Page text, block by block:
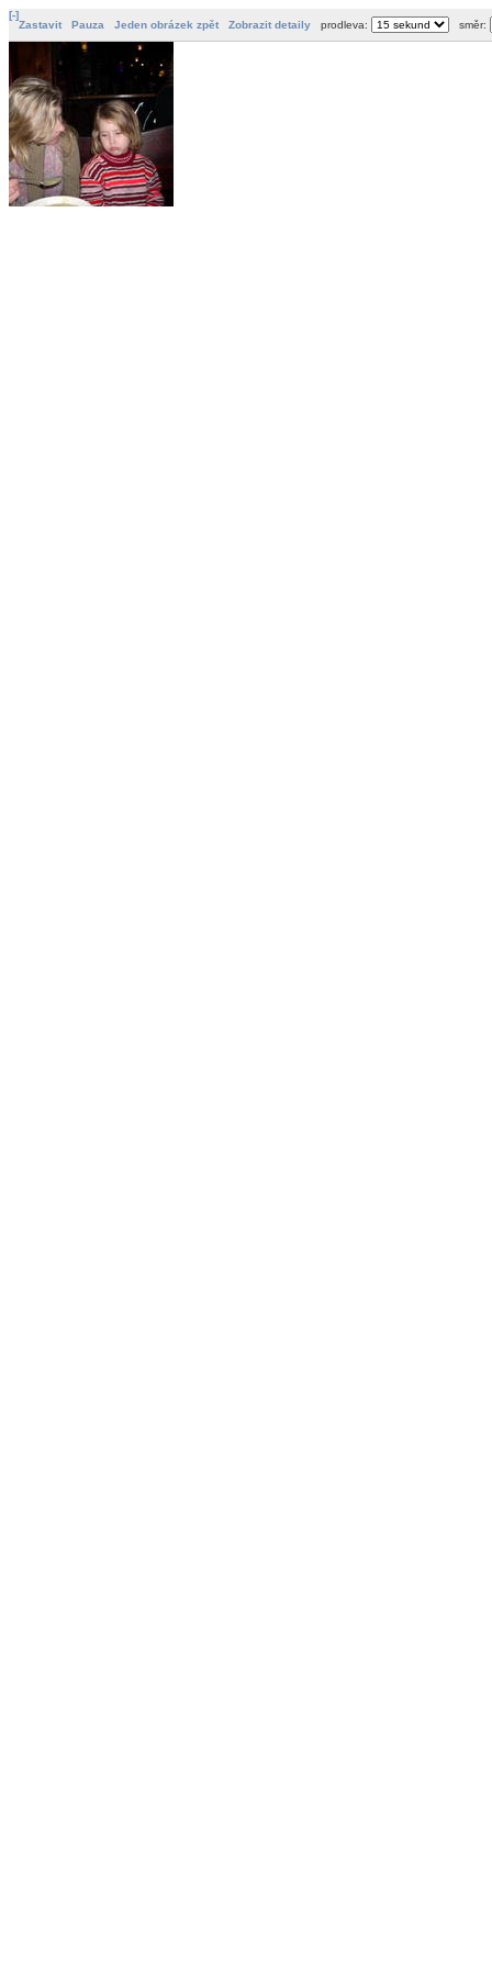
[-]
Zastavit
Pauza Jeden obrázek zpět Zobrazit detaily prodleva: směr: